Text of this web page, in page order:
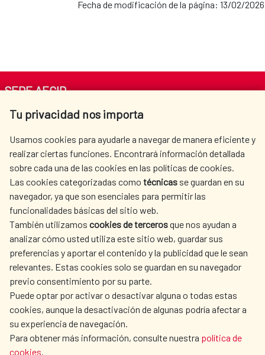
Fecha de modificación de la página: 13/02/2026
Tu privacidad nos importa
Usamos cookies para ayudarle a navegar de manera eficiente y
realizar ciertas funciones. Encontrará información detallada
sobre cada una de las cookies en las políticas de cookies.
Las cookies categorizadas como técnicas se guardan en su
navegador, ya que son esenciales para permitir las
funcionalidades básicas del sitio web.
También utilizamos cookies de tercerosque nos ayudan a
analizar cómo usted utiliza este sitio web, guardar sus
preferencias y aportar el contenido y la publicidad que le sean
relevantes. Estas cookies solo se guardan en su navegador
previo consentimiento por su parte.
Puede optar por activar o desactivar alguna o todas estas
cookies, aunque la desactivación de algunas podría afectar a
su experiencia de navegación.
Para obtener más información, consulte nuestra política de
cookies.
SEDE AECID
Av. Reyes Católicos 4 - 28040 Madrid
centro.informacion@aecid.es
LA AECID
DÓNDE COOPERAMOS
ACCIÓN HUMANITARIA
SALA DE PRENSA
CULTURA Y CIENCIA
BIBLIOTECA
NUESTRAS REDES SOCIALES